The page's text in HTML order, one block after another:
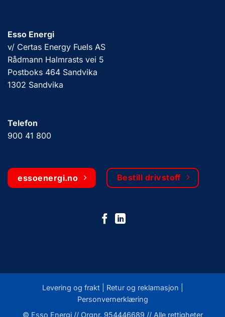
Esso Energi
v/ Certas Energy Fuels AS
Rådmann Halmrasts vei 5
Postboks 464 Sandvika
1302 Sandvika
Telefon
900 41 800
essoenergi.no Bestill drivstoff
Levering og frakt | Retur og reklamasjon
Personvernerklæring
© Esso Energi // Orgnr. 954446689 // Alle rettigheter